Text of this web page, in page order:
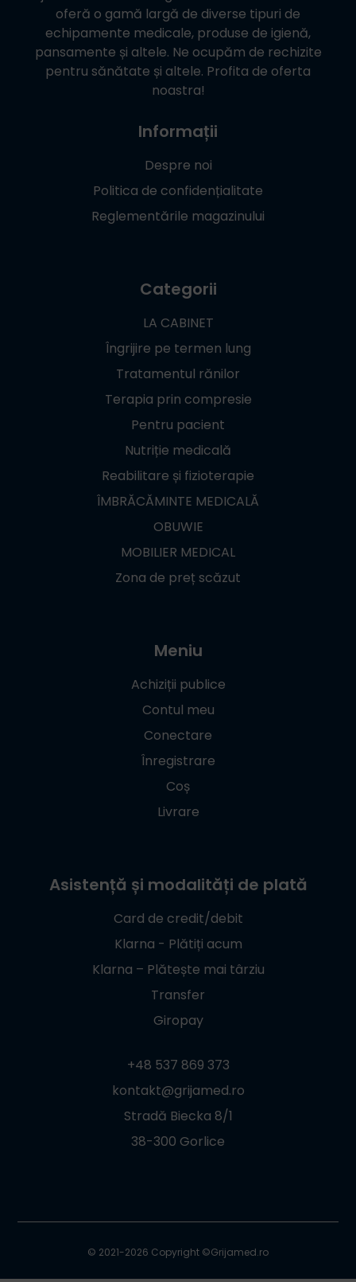
oferă o gamă largă de diverse tipuri de
echipamente medicale, produse de igienă,
pansamente și altele. Ne ocupăm de rechizite
pentru sănătate și altele. Profita de oferta
noastra!
Informații
Despre noi
Politica de confidențialitate
Reglementările magazinului
Categorii
LA CABINET
Îngrijire pe termen lung
Tratamentul rănilor
Terapia prin compresie
Pentru pacient
Nutriție medicală
Reabilitare și fizioterapie
ÎMBRĂCĂMINTE MEDICALĂ
OBUWIE
MOBILIER MEDICAL
Zona de preț scăzut
Meniu
Achiziții publice
Contul meu
Conectare
Înregistrare
Coș
Livrare
Asistență și modalități de plată
Card de credit/debit
Klarna - Plătiți acum
Klarna – Plătește mai târziu
Transfer
Giropay
+48 537 869 373
kontakt@grijamed.ro
Stradă Biecka 8/1
38-300 Gorlice
© 2021-2026 Copyright ©Grijamed.ro